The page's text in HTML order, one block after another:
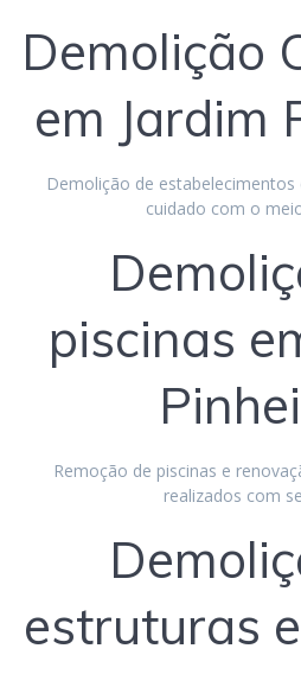
Demolição
em Jardim
Demolição de
cuidado com o
piscinas
Remoção de piscinas e
realizados com
estruturas